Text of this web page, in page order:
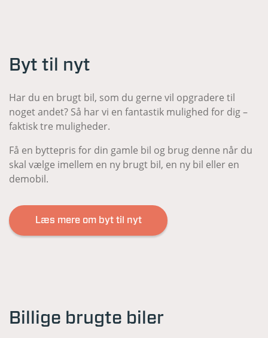
Byt til nyt
Har du en brugt bil, som du gerne vil opgradere til
noget andet? Så har vi en fantastik mulighed for dig –
faktisk tre muligheder.
Få en byttepris for din gamle bil og brug denne når du
skal vælge imellem en ny brugt bil, en ny bil eller en
demobil.
Læs mere om byt til nyt
Billige brugte biler